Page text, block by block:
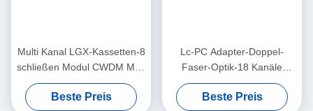
Multi Kanal LGX-Kassetten-8
schließen Modul CWDM Mux
Demux an
Beste Preis
Lc-PC Adapter-Doppel-
Faser-Optik-18 Kanäle
passives CWDM
Beste Preis